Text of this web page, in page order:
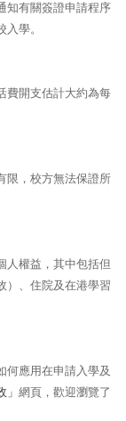
知有關簽證申請程序
學。
費開支估計大約為每
限，校方無法保證所
人權益，其中包括但
）、住院及在港學習
何應用在申請入學及
」 網頁，歡迎瀏覽了